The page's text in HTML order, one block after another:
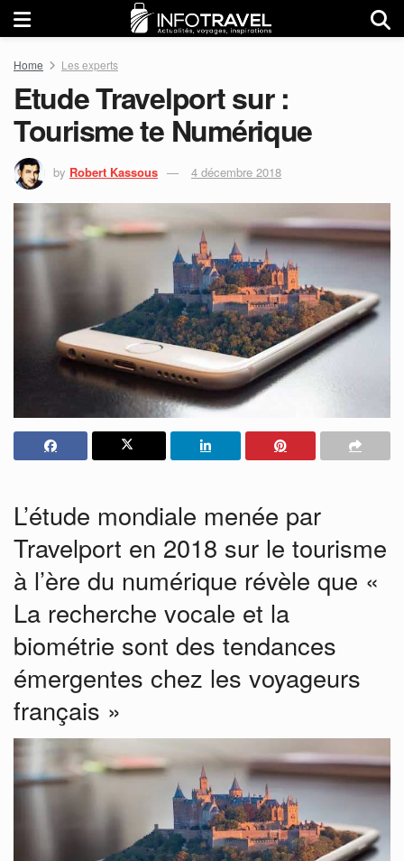
Home Les experts
Etude Travelport sur :
Tourisme te Numérique
by Robert Kassous 4 décembre 2018
L’étude mondiale menée par
Travelport en 2018 sur le tourisme
à l’ère du numérique révèle que «
La recherche vocale et la
biométrie sont des tendances
émergentes chez les voyageurs
français »